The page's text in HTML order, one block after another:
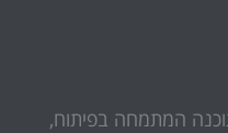
המתמחה בפיתוח,